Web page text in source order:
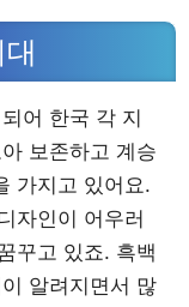
어 한국 각 지
보존하고 계승
가지고 있어요.
자인이 어우러
꾸고 있죠. 흑백
알려지면서 많